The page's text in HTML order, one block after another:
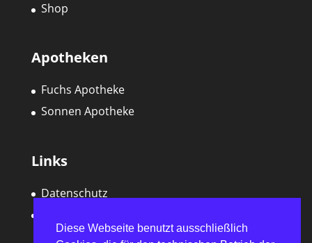
Shop
Apotheken
Fuchs Apotheke
Sonnen Apotheke
Links
Datenschutz
Diese Webseite benutzt ausschließlich